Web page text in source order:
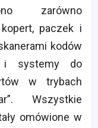
zarówno
paczek i
kodów
i systemy do
w trybach
Wszystkie
omówione w